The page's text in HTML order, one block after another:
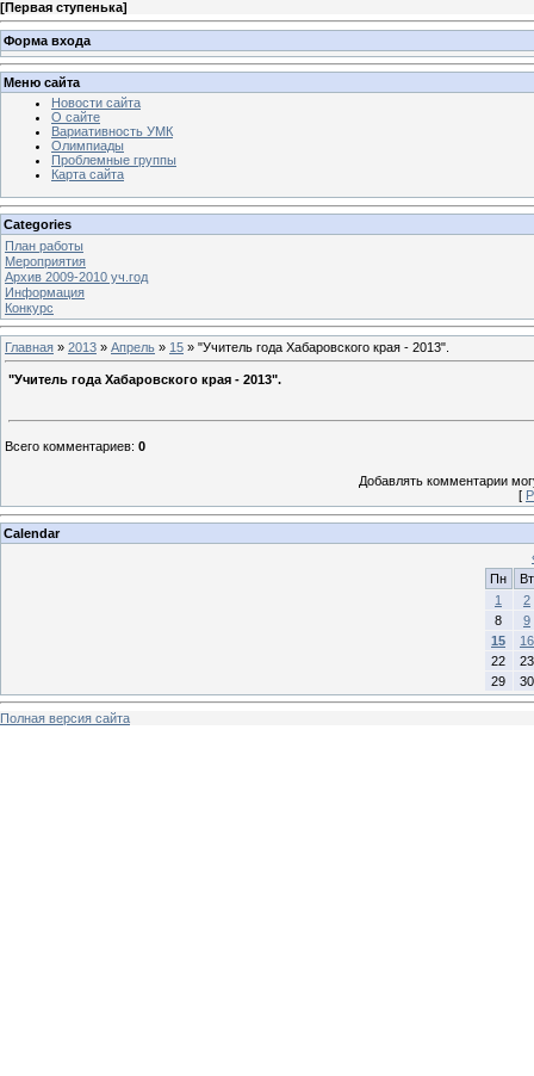
[Первая ступенька]
Форма входа
Меню сайта
Новости сайта
О сайте
Вариативность УМК
Олимпиады
Проблемные группы
Карта сайта
Categories
План работы
Мероприятия
Архив 2009-2010 уч.год
Информация
Конкурс
Главная » 2013 » Апрель » 15 » "Учитель года Хабаровского края - 2013".
"Учитель года Хабаровского края - 2013".
Всего комментариев: 0
Добавлять комментарии
[
Calendar
Пн
Вт
1
2
8
9
15
16
22
23
29
30
Полная версия сайта